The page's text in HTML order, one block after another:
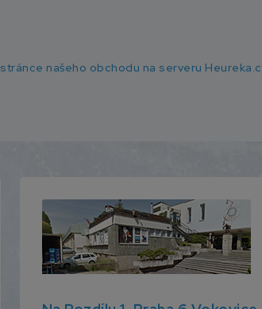
stránce našeho obchodu na serveru